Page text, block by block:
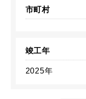
市町村
竣工年
2025年